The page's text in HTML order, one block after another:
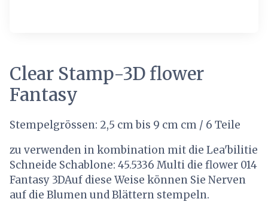
Clear Stamp-3D flower
Fantasy
Stempelgrössen: 2,5 cm bis 9 cm cm / 6 Teile
zu verwenden in kombination mit die Lea'bilitie
Schneide Schablone: 45.5336 Multi die flower 014
Fantasy 3DAuf diese Weise können Sie Nerven
auf die Blumen und Blättern stempeln.